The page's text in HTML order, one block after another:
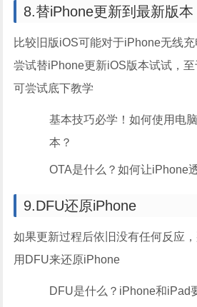
8.替iPhone更新到最新版本
比较旧版iOS可能对于iPhone无线
尝试替iPhone更新iOS版本试试，
可尝试底下教学
基本技巧必学！如何使用电
本？
OTA是什么？如何让iPhone
9.DFU还原iPhone
如果更新过程后依旧没有任何反应
用DFU来还原iPhone
DFU是什么？iPhone和iPad